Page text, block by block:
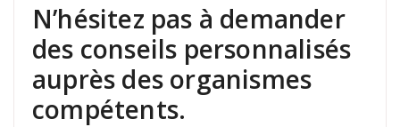
N’hésitez pas à demander
des conseils personnalisés
auprès des organismes
compétents.